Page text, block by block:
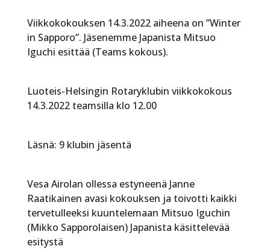
Viikkokokouksen 14.3.2022 aiheena on ”Winter
in Sapporo”. Jäsenemme Japanista Mitsuo
Iguchi esittää (Teams kokous).
Luoteis-Helsingin Rotaryklubin viikkokokous
14.3.2022 teamsilla klo 12.00
Läsnä: 9 klubin jäsentä
Vesa Airolan ollessa estyneenä Janne
Raatikainen avasi kokouksen ja toivotti kaikki
tervetulleeksi kuuntelemaan Mitsuo Iguchin
(Mikko Sapporolaisen) Japanista käsittelevää
esitystä